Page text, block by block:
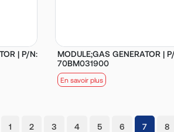
| P/N:
MODULE;GAS GENERATOR |
70BM031900
En savoir plus
1 2 3 4 5 6 7(current)
8